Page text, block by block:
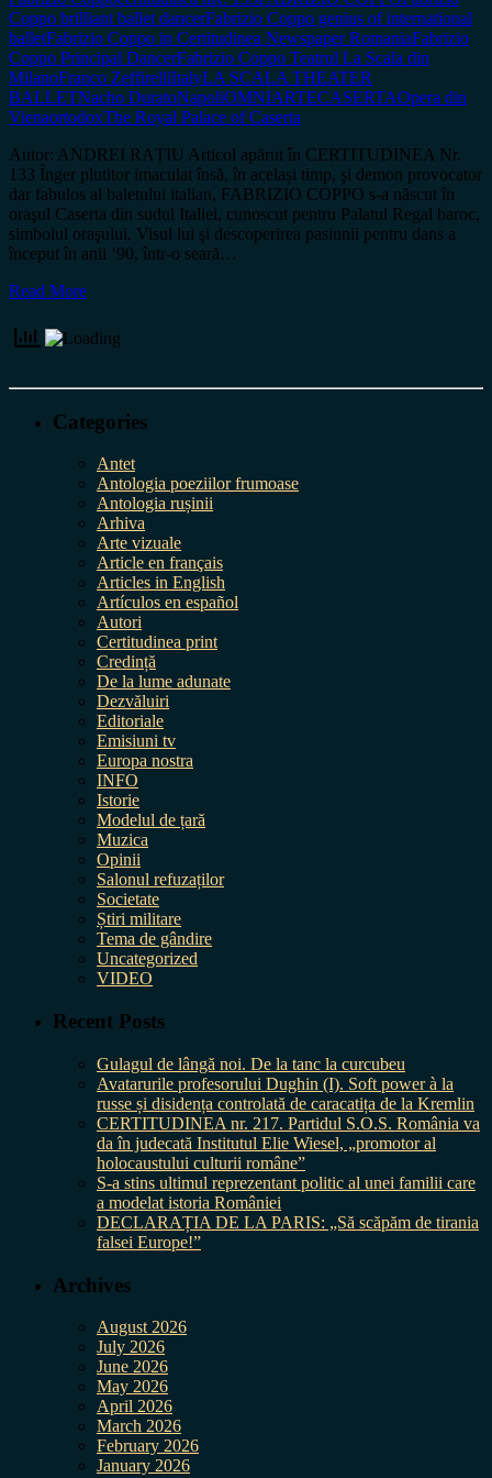
Coppo brilliant ballet dancerFabrizio Coppo genius of international
balletFabrizio Coppo in Certitudinea Newspaper RomaniaFabrizio
Coppo Principal DancerFabrizio Coppo Teatrul La Scala din
MilanoFranco ZeffirelliItalyLA SCALA THEATER
BALLETNacho DuratoNapoliOMNIARTECASERTAOpera din
VienaortodoxThe Royal Palace of Caserta
Autor: ANDREI RAȚIU Articol apărut în CERTITUDINEA Nr.
133 Înger plutitor imaculat însă, în același timp, şi demon provocator
dar fabulos al baletului italian, FABRIZIO COPPO s-a născut în
oraşul Caserta din sudul Italiei, cunoscut pentru Palatul Regal baroc,
simbolul oraşului. Visul lui şi descoperirea pasiunii pentru dans a
început în anii ‘90, într-o seară…
Read More
Categories
Antet
Antologia poeziilor frumoase
Antologia rușinii
Arhiva
Arte vizuale
Article en français
Articles in English
Artículos en español
Autori
Certitudinea print
Credință
De la lume adunate
Dezvăluiri
Editoriale
Emisiuni tv
Europa nostra
INFO
Istorie
Modelul de țară
Muzica
Opinii
Salonul refuzaților
Societate
Știri militare
Tema de gândire
Uncategorized
VIDEO
Recent Posts
Gulagul de lângă noi. De la tanc la curcubeu
Avatarurile profesorului Dughin (I). Soft power à la
russe și disidența controlată de caracatița de la Kremlin
CERTITUDINEA nr. 217. Partidul S.O.S. România va
da în judecată Institutul Elie Wiesel, „promotor al
holocaustului culturii române”
S-a stins ultimul reprezentant politic al unei familii care
a modelat istoria României
DECLARAȚIA DE LA PARIS: „Să scăpăm de tirania
falsei Europe!”
Archives
August 2026
July 2026
June 2026
May 2026
April 2026
March 2026
February 2026
January 2026